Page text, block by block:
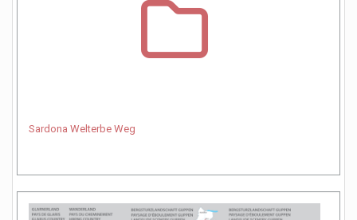
Sardona Welterbe Weg